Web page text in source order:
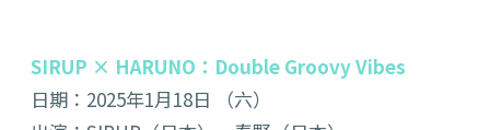
SIRUP × HARUNO：Double Groovy Vibes
日期：2025年1月18日 （六）